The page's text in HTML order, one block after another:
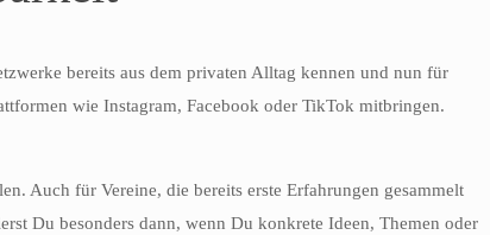
bereits aus dem privaten Alltag kennen und nun für
wie Instagram, Facebook oder TikTok mitbringen.
Auch für Vereine, die bereits erste Erfahrungen gesammelt
Du besonders dann, wenn Du konkrete Ideen, Themen oder